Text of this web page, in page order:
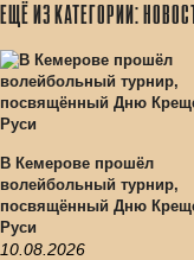
ЕЩЁ ИЗ КАТЕГОРИИ:
В Кемерове прошёл
волейбольный турнир,
посвящённый Дню
Руси
10.08.2026